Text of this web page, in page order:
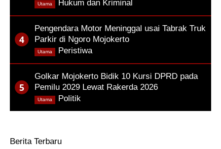
Hukum dan Kriminal
Utama
Pengendara Motor Meninggal usai Tabrak Truk
Parkir di Ngoro Mojokerto
Peristiwa
Utama
Golkar Mojokerto Bidik 10 Kursi DPRD pada
Pemilu 2029 Lewat Rakerda 2026
Politik
Utama
Berita Terbaru